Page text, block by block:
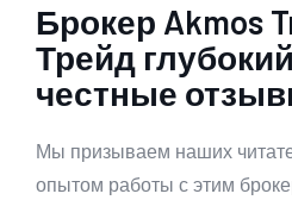
Брокер Akmos
Трейд
честные
Мы призываем наших
опытом работы с этим